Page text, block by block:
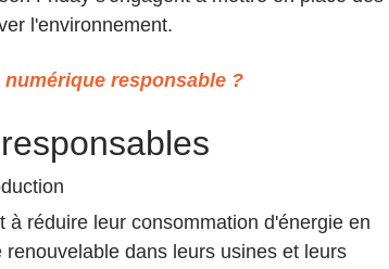
l'environnement.
numérique responsable ?
à réduire leur consommation d'énergie en
dans leurs usines et leurs